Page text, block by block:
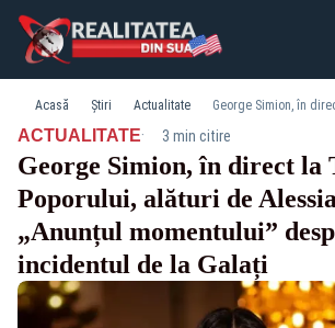
Acasă Știri Actualitate
ACTUALITATE· 3 min citire
George Simion, în direct la
Poporului, alături de
„Anunțul momentului”
incidentul de la Galați